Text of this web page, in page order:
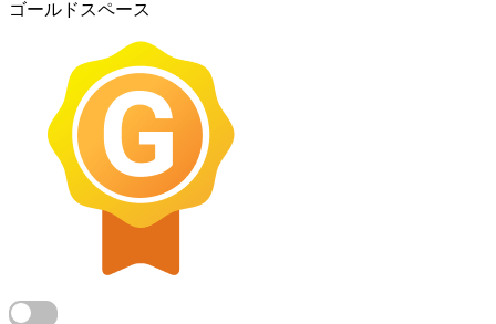
ゴールドスペース